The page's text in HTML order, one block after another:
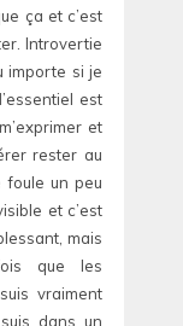
ça et c’est
Introvertie
importe si je
est
et
rester au
foule un peu
et c’est
mais
que les
vraiment
dans un